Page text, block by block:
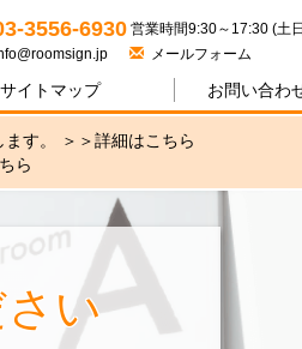
ッジワン
3556-6930
営業時間
メールフォーム
サイトマップ お問い合わ
す。 ＞＞詳細はこちら
ら
い